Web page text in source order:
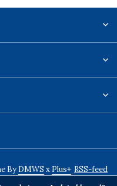
ByDMWS x Plus+ RSS-feed